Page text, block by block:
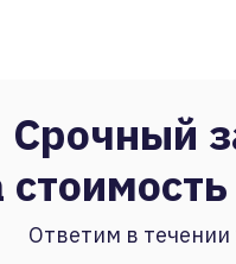
Срочный
Ответим в течении